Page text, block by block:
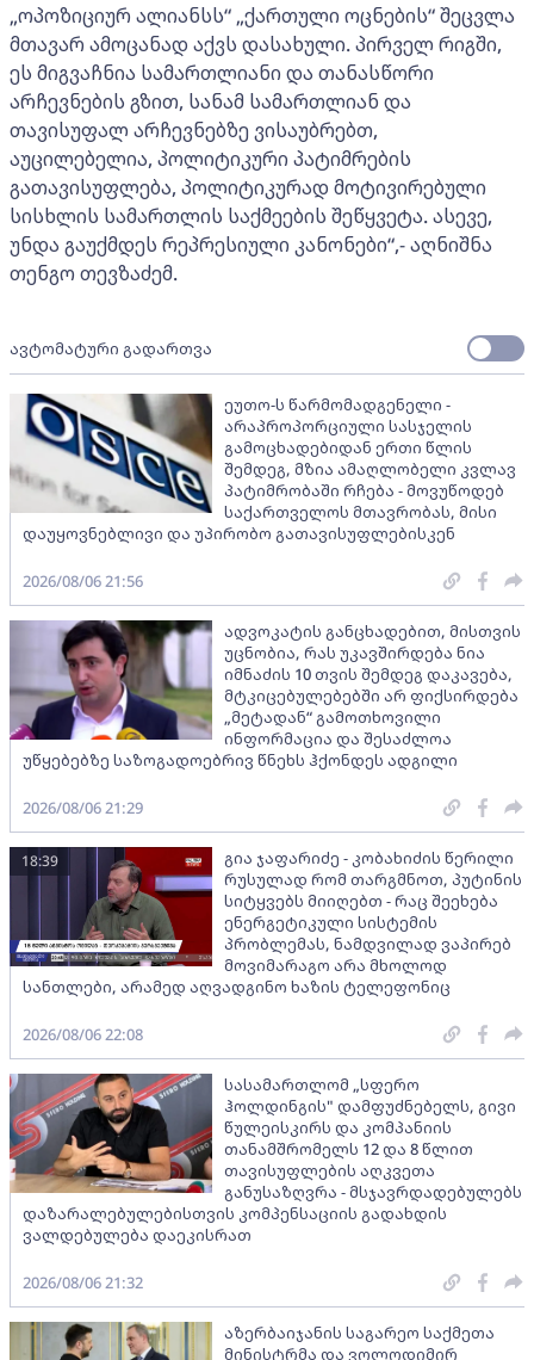
„ოპოზიციურ ალიანსს“ „ქართული ოცნების“ შეცვლა
მთავარ ამოცანად აქვს დასახული. პირველ რიგში,
ეს მიგვაჩნია სამართლიანი და თანასწორი
არჩევნების გზით, სანამ სამართლიან და
თავისუფალ არჩევნებზე ვისაუბრებთ,
აუცილებელია, პოლიტიკური პატიმრების
გათავისუფლება, პოლიტიკურად მოტივირებული
სისხლის სამართლის საქმეების შეწყვეტა. ასევე,
უნდა გაუქმდეს რეპრესიული კანონები“,- აღნიშნა
თენგო თევზაძემ.
ავტომატური გადართვა
ეუთო-ს წარმომადგენელი -
არაპროპორციული სასჯელის
გამოცხადებიდან ერთი წლის
შემდეგ, მზია ამაღლობელი კვლავ
პატიმრობაში რჩება - მოვუწოდებ
საქართველოს მთავრობას, მისი
დაუყოვნებლივი და უპირობო გათავისუფლებისკენ
2026/08/06 21:56
ადვოკატის განცხადებით, მისთვის
უცნობია, რას უკავშირდება ნია
იმნაძის 10 თვის შემდეგ დაკავება,
მტკიცებულებებში არ ფიქსირდება
„მეტადან“ გამოთხოვილი
ინფორმაცია და შესაძლოა
უწყებებზე საზოგადოებრივ წნეხს ჰქონდეს ადგილი
2026/08/06 21:29
გია ჯაფარიძე - კობახიძის წერილი
რუსულად რომ თარგმნოთ, პუტინის
სიტყვებს მიიღებთ - რაც შეეხება
ენერგეტიკული სისტემის
პრობლემას, ნამდვილად ვაპირებ
მოვიმარაგო არა მხოლოდ
სანთლები, არამედ აღვადგინო ხაზის ტელეფონიც
18:39
2026/08/06 22:08
სასამართლომ „სფერო
ჰოლდინგის" დამფუძნებელს, გივი
წულეისკირს და კომპანიის
თანამშრომელს 12 და 8 წლით
თავისუფლების აღკვეთა
განუსაზღვრა - მსჯავრდადებულებს
დაზარალებულებისთვის კომპენსაციის გადახდის
ვალდებულება დაეკისრათ
2026/08/06 21:32
აზერბაიჯანის საგარეო საქმეთა
მინისტრმა და ვოლოდიმირ